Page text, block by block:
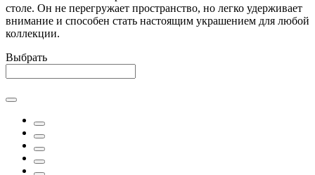
столе. Он не перегружает пространство, но легко удерживает
внимание и способен стать настоящим украшением для любой
коллекции.
Выбрать